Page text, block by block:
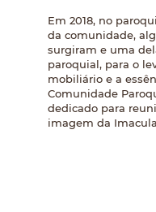
Em 2018, no
da comunidade,
surgiram e uma
paroquial, para o
mobiliário e a
Comunidade
dedicado para
imagem da